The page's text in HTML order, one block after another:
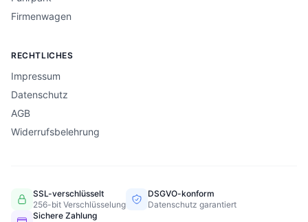
Firmenwagen
RECHTLICHES
Impressum
Datenschutz
AGB
Widerrufsbelehrung
SSL-verschlüsselt
256-bit Verschlüsselung
DSGVO-konform
Datenschutz garantiert
Sichere Zahlung